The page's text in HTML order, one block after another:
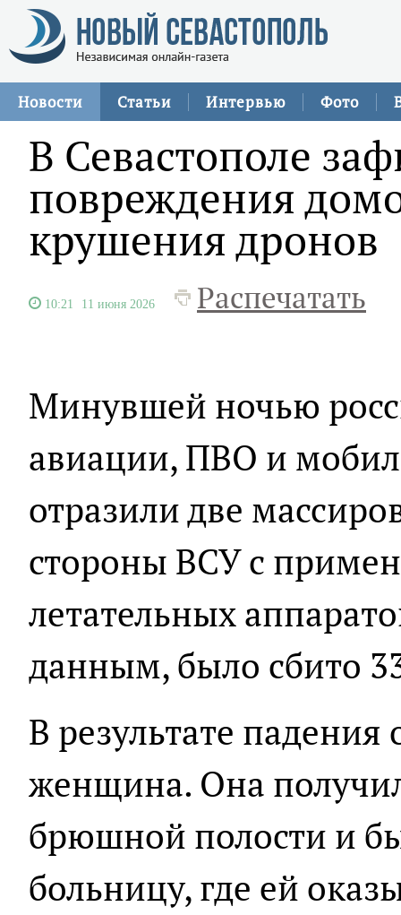
Новости Статьи Интервью Фото
В Севастополе
повреждения
крушения дронов
10:21 11 июня 2026 Распечатать
Минувшей ночью
авиации, ПВО и
отразили две
стороны ВСУ с
летательных
данным, было сбито
В результате
женщина. Она
брюшной полости и
больницу, где ей